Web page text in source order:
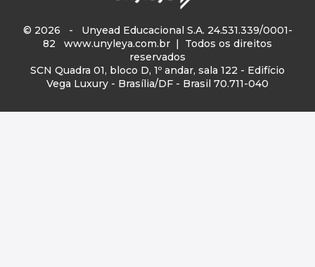
© 2026 - Unyead Educacional S.A. 24.531.339/0001-
82 www.unyleya.com.br | Todos os direitos
reservados
SCN Quadra 01, bloco D, 1º andar, sala 122 - Edifício
Vega Luxury - Brasília/DF - Brasil 70.711-040